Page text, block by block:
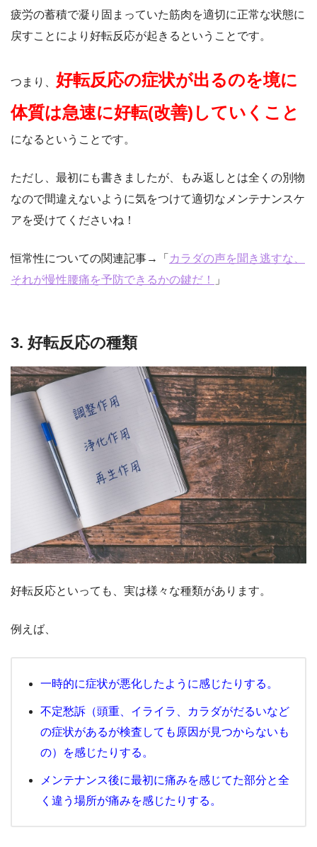
疲労の蓄積で凝り固まっていた筋肉を適切に正常な状態に
戻すことにより好転反応が起きるということです。
つまり、 好転反応の症状が出るのを境に
体質は急速に好転(改善)していくこと
になるということです。
ただし、最初にも書きましたが、もみ返しとは全くの別物
なので間違えないように気をつけて適切なメンテナンスケ
アを受けてくださいね！
恒常性についての関連記事→「 カラダの声を聞き逃すな、
それが慢性腰痛を予防できるかの鍵だ！
」
3. 好転反応の種類
好転反応といっても、実は様々な種類があります。
例えば、
一時的に症状が悪化したように感じたりする。
不定愁訴（頭重、イライラ、カラダがだるいなど
の症状があるが検査しても原因が見つからないも
の）を感じたりする。
メンテナンス後に最初に痛みを感じてた部分と全
く違う場所が痛みを感じたりする。